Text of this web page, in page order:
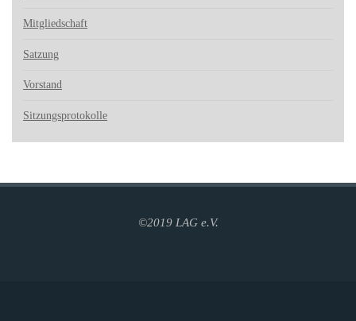
Mitgliedschaft
Satzung
Vorstand
Sitzungsprotokolle
©2019 LAG e.V.